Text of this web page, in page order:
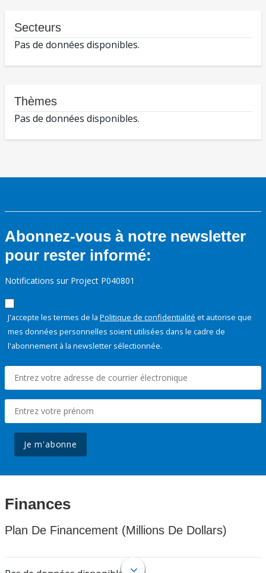
Secteurs
Pas de données disponibles.
Thèmes
Pas de données disponibles.
Abonnez-vous à notre newsletter
pour rester informé:
Notifications sur Project P040801
J'accepte les termes de la Politique de confidentialité et autorise que
mes données personnelles soient utilisées dans le cadre de
l'abonnement à la newsletter sélectionnée.
Je m'abonne
Finances
Plan De Financement (Millions De Dollars)